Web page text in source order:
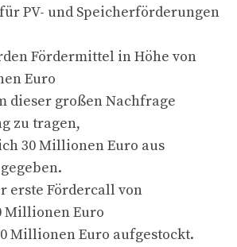
PV- und Speicherförderungen
Fördermittel in Höhe von
Euro
dieser großen Nachfrage
zu tragen,
30 Millionen Euro aus
erste Fördercall von
Millionen Euro
Millionen Euro aufgestockt.